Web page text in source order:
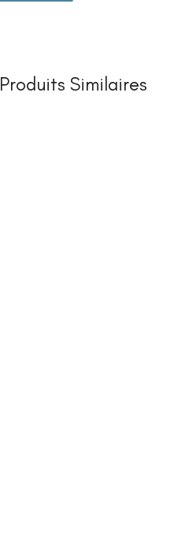
Produits Similaires